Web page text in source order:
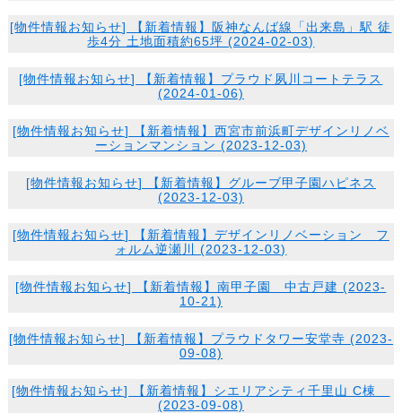
[物件情報お知らせ] 【新着情報】阪神なんば線「出来島」駅 徒
歩4分 土地面積約65坪 (2024-02-03)
[物件情報お知らせ] 【新着情報】プラウド夙川コートテラス
(2024-01-06)
[物件情報お知らせ] 【新着情報】西宮市前浜町デザインリノベ
ーションマンション (2023-12-03)
[物件情報お知らせ] 【新着情報】グルーブ甲子園ハピネス
(2023-12-03)
[物件情報お知らせ] 【新着情報】デザインリノベーション フ
ォルム逆瀬川 (2023-12-03)
[物件情報お知らせ] 【新着情報】南甲子園 中古戸建 (2023-
10-21)
[物件情報お知らせ] 【新着情報】プラウドタワー安堂寺 (2023-
09-08)
[物件情報お知らせ] 【新着情報】シエリアシティ千里山 C棟
(2023-09-08)